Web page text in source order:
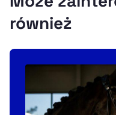
również